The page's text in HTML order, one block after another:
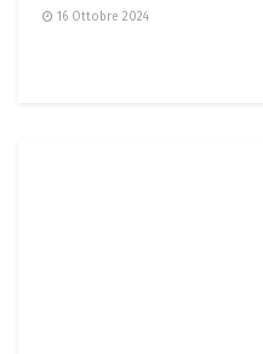
16 Ottobre 2024